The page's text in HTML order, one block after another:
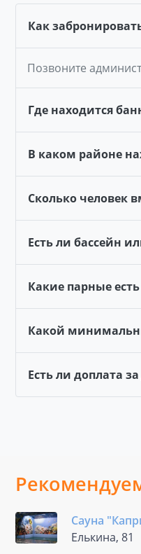
Как
Позвоните
Где находится
В каком районе
Сколько человек
Есть ли бассейн
Какие парные
Какой
Есть ли доплата
Сауна
Елькина, 81